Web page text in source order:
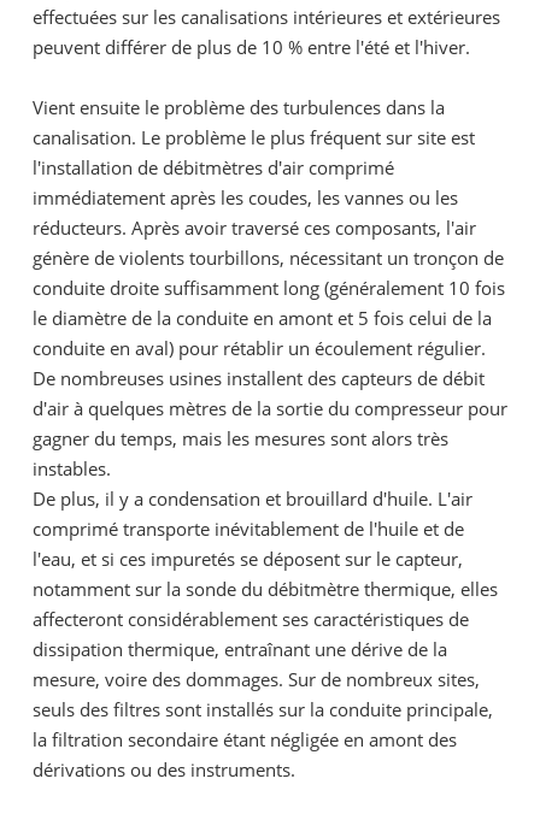
effectuées sur les canalisations intérieures et extérieures
peuvent différer de plus de 10 % entre l'été et l'hiver.
Vient ensuite le problème des turbulences dans la
canalisation. Le problème le plus fréquent sur site est
l'installation de débitmètres d'air comprimé
immédiatement après les coudes, les vannes ou les
réducteurs. Après avoir traversé ces composants, l'air
génère de violents tourbillons, nécessitant un tronçon de
conduite droite suffisamment long (généralement 10 fois
le diamètre de la conduite en amont et 5 fois celui de la
conduite en aval) pour rétablir un écoulement régulier.
De nombreuses usines installent des capteurs de débit
d'air à quelques mètres de la sortie du compresseur pour
gagner du temps, mais les mesures sont alors très
instables.
De plus, il y a condensation et brouillard d'huile. L'air
comprimé transporte inévitablement de l'huile et de
l'eau, et si ces impuretés se déposent sur le capteur,
notamment sur la sonde du débitmètre thermique, elles
affecteront considérablement ses caractéristiques de
dissipation thermique, entraînant une dérive de la
mesure, voire des dommages. Sur de nombreux sites,
seuls des filtres sont installés sur la conduite principale,
la filtration secondaire étant négligée en amont des
dérivations ou des instruments.